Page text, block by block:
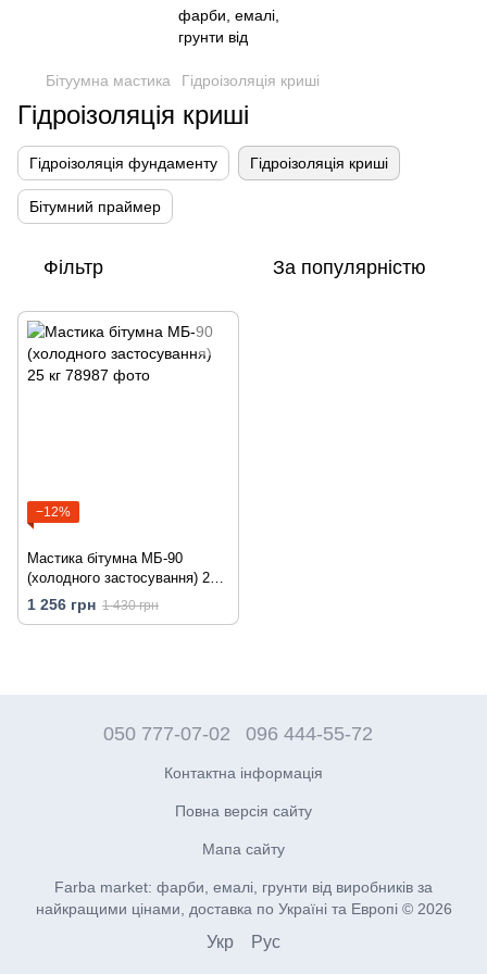
Бітуумна мастика Гідроізоляція криші
Гідроізоляція криші
Гідроізоляція фундаменту Гідроізоляція криші
Бітумний праймер
Фільтр За популярністю
−12%
Мастика бітумна МБ-90
(холодного застосування) 25
кг
1 256 грн 1 430 грн
050 777-07-02 096 444-55-72
Контактна інформація
Повна версія сайту
Мапа сайту
Farba market: фарби, емалі, грунти від виробників за
найкращими цінами, доставка по Україні та Европі © 2026
Укр Рус